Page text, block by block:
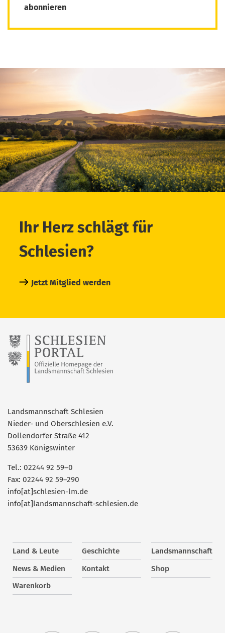
abonnieren
Ihr Herz schlägt für
Schlesien?
Jetzt Mitglied werden
Landsmannschaft Schlesien
Nieder- und Oberschlesien e.V.
Dollendorfer Straße 412
53639 Königswinter
Tel.: 02244 92 59–0
Fax: 02244 92 59–290
info[at]schlesien-lm.de
info[at]landsmannschaft-schlesien.de
Land & Leute Geschichte
Landsmannschaft
News & Medien
Kontakt
Shop
Warenkorb